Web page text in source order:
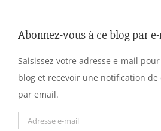
Abonnez-vous à ce blog par
Saisissez votre adresse e-mail
blog et recevoir une notification
par email.
Adresse